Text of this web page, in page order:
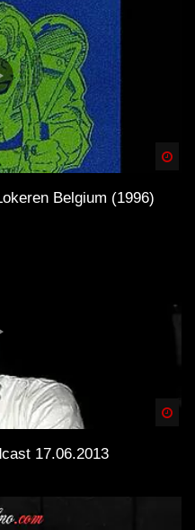
Belgium (1996)
17.06.2013